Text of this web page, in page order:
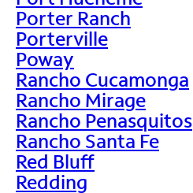
Porter Ranch
Porterville
Poway
Rancho Cucamonga
Rancho Mirage
Rancho Penasquitos
Rancho Santa Fe
Red Bluff
Redding